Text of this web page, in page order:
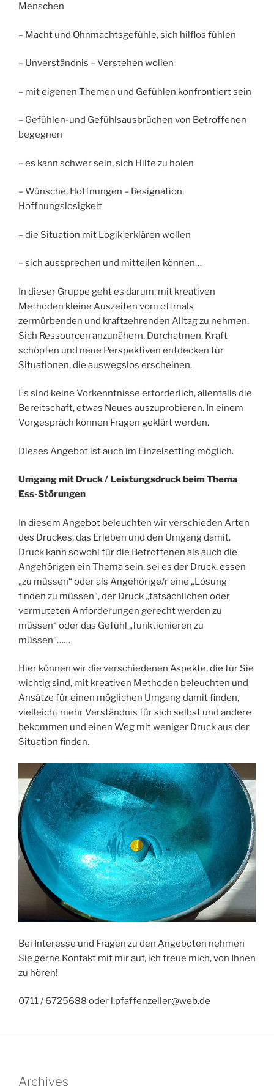
Menschen
– Macht und Ohnmachtsgefühle, sich hilflos fühlen
– Unverständnis – Verstehen wollen
– mit eigenen Themen und Gefühlen konfrontiert sein
– Gefühlen-und Gefühlsausbrüchen von Betroffenen
begegnen
– es kann schwer sein, sich Hilfe zu holen
– Wünsche, Hoffnungen – Resignation,
Hoffnungslosigkeit
– die Situation mit Logik erklären wollen
– sich aussprechen und mitteilen können…
In dieser Gruppe geht es darum, mit kreativen
Methoden kleine Auszeiten vom oftmals
zermürbenden und kraftzehrenden Alltag zu nehmen.
Sich Ressourcen anzunähern. Durchatmen, Kraft
schöpfen und neue Perspektiven entdecken für
Situationen, die auswegslos erscheinen.
Es sind keine Vorkenntnisse erforderlich, allenfalls die
Bereitschaft, etwas Neues auszuprobieren. In einem
Vorgespräch können Fragen geklärt werden.
Dieses Angebot ist auch im Einzelsetting möglich.
Umgang mit Druck / Leistungsdruck beim Thema
Ess-Störungen
In diesem Angebot beleuchten wir verschieden Arten
des Druckes, das Erleben und den Umgang damit.
Druck kann sowohl für die Betroffenen als auch die
Angehörigen ein Thema sein, sei es der Druck, essen
„zu müssen“ oder als Angehörige/r eine „Lösung
finden zu müssen“, der Druck „tatsächlichen oder
vermuteten Anforderungen gerecht werden zu
müssen“ oder das Gefühl „funktionieren zu
müssen“……
Hier können wir die verschiedenen Aspekte, die für Sie
wichtig sind, mit kreativen Methoden beleuchten und
Ansätze für einen möglichen Umgang damit finden,
vielleicht mehr Verständnis für sich selbst und andere
bekommen und einen Weg mit weniger Druck aus der
Situation finden.
Bei Interesse und Fragen zu den Angeboten nehmen
Sie gerne Kontakt mit mir auf, ich freue mich, von Ihnen
zu hören!
0711 / 6725688 oder l.pfaffenzeller@web.de
Archives